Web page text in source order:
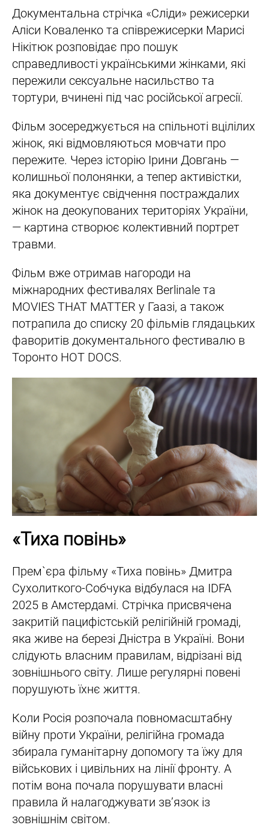
Документальна стрічка «Сліди» режисерки
Аліси Коваленко та співрежисерки Марисі
Нікітюк розповідає про пошук
справедливості українськими жінками, які
пережили сексуальне насильство та
тортури, вчинені під час російської агресії.
Фільм зосереджується на спільноті вцілілих
жінок, які відмовляються мовчати про
пережите. Через історію Ірини Довгань —
колишньої полонянки, а тепер активістки,
яка документує свідчення постраждалих
жінок на деокупованих територіях України,
— картина створює колективний портрет
травми.
Фільм вже отримав нагороди на
міжнародних фестивалях Berlinale та
MOVIES THAT MATTER у Гаазі, а також
потрапила до списку 20 фільмів глядацьких
фаворитів документального фестивалю в
Торонто HOT DOCS.
«Тиха повінь»
Прем`єра фільму «Тиха повінь» Дмитра
Сухолиткого-Собчука відбулася на IDFA
2025 в Амстердамі. Стрічка присвячена
закритій пацифістській релігійній громаді,
яка живе на березі Дністра в Україні. Вони
слідують власним правилам, відрізані від
зовнішнього світу. Лише регулярні повені
порушують їхнє життя.
Коли Росія розпочала повномасштабну
війну проти України, релігійна громада
збирала гуманітарну допомогу та їжу для
військових і цивільних на лінії фронту. А
потім вона почала порушувати власні
правила й налагоджувати зв’язок із
зовнішнім світом.